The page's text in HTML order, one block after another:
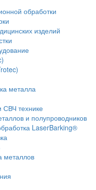
обработки
изделий
металла
СВЧ технике
и полупроводников
LaserBarking®
металлов